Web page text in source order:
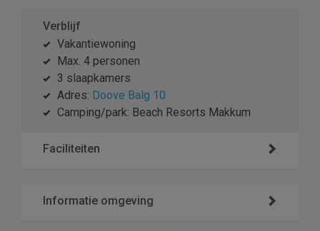
Verblijf
Vakantiewoning
Max. 4 personen
3 slaapkamers
Adres: Doove Balg 10
Camping/park: Beach Resorts Makkum
Faciliteiten
Informatie omgeving